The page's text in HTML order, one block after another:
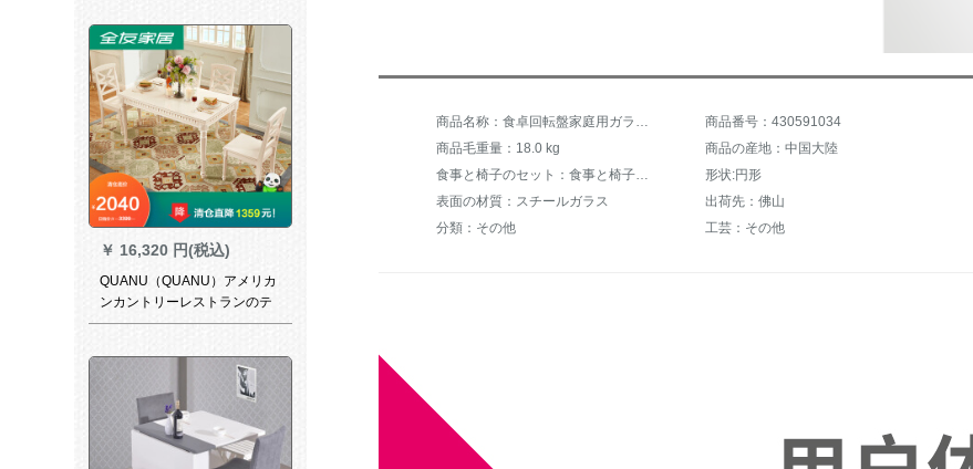
￥ 16,320 円(税込)
QUANU（QUANU）アメリカ
ンカントリーレストランのテ
ーブルとテーブルの4/6椅子は
ット1228516テーブルの4つの
商品名称：食卓回転盤家庭用ガラス回転盤円卓鋼化ガラス回転テーブルテーブルガラス回転盤家庭用透明ガラス80 cm厚さ10 mm 商品番号：430591034
商品毛重量：18.0 kg
商品の産地：中国大陸
食事と椅子のセット：食事と椅子を持たない
形状:円形
表面の材質：スチールガラス
出荷先：佛山
分類：その他
工芸：その他